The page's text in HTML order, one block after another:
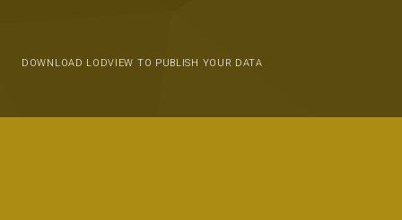
DOWNLOAD LODVIEW TO PUBLISH YOUR DATA